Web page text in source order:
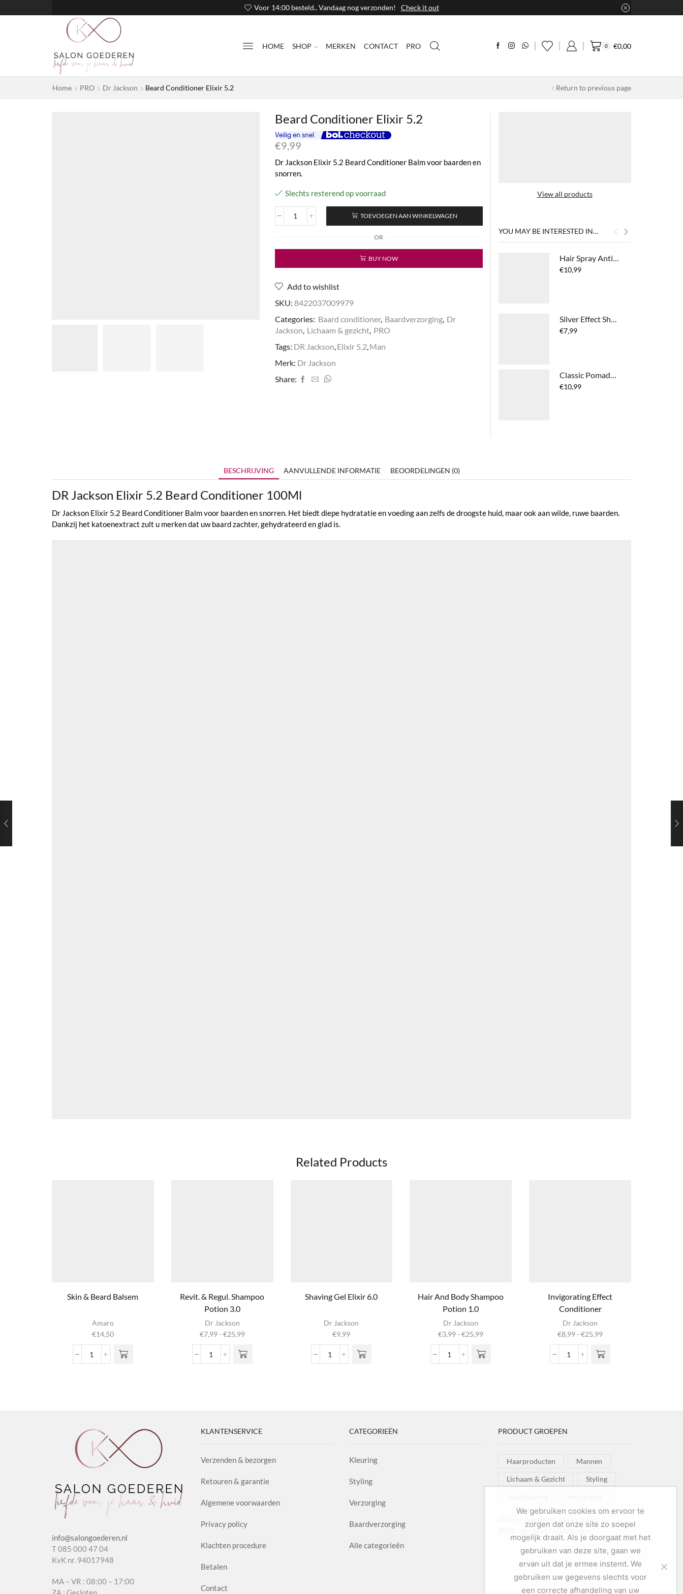
Voor 14:00 besteld.. Vandaag nog verzonden! Check it out
HOME SHOP MERKEN CONTACT PRO 0 €0,00
Home PRO Dr Jackson Beard Conditioner Elixir 5.2 Return to previous page
Beard Conditioner Elixir 5.2
€9,99
Dr Jackson Elixir 5.2 Beard Conditioner Balm voor baarden en
snorren.
Slechts resterend op voorraad
Beard
5.2
TOEVOEGEN AAN WINKELWAGEN
OR
BUY NOW
Add to wishlist
SKU: 8422037009979
Categories: Baard conditioner, Baardverzorging, Dr
Jackson, Lichaam & gezicht, PRO
Tags: DR Jackson,Elixir 5.2,Man
Merk: Dr Jackson
Share:
View all products
YOU MAY BE INTERESTED IN…
€10,99
€7,99
€10,99
BESCHRIJVING AANVULLENDE INFORMATIE BEOORDELINGEN (0)
DR Jackson Elixir 5.2 Beard Conditioner 100Ml
Dr Jackson Elixir 5.2 Beard Conditioner Balm voor baarden en snorren. Het biedt diepe hydratatie en voeding aan zelfs de droogste huid, maar ook aan wilde, ruwe baarden.
Dankzij het katoenextract zult u merken dat uw baard zachter, gehydrateerd en glad is.
Related Products
Skin & Beard Balsem
Amaro
€14,50
Skin
Revit. & Regul. Shampoo
Potion 3.0
Dr Jackson
€7,99- €25,99Prijsklasse:
tot
Revit.
heeft
meerdere
optie kan
Shaving Gel Elixir 6.0
Dr Jackson
€9,99
Shaving
Hair And Body Shampoo
Potion 1.0
Dr Jackson
€3,99- €25,99Prijsklasse:
tot
Hair
heeft
meerdere
optie kan
Invigorating Effect
Conditioner
Dr Jackson
€8,99- €25,99Prijsklasse:
tot
Invigorating
heeft
meerdere
optie kan
info@salongoederen.nl
T 085 000 47 04
KvK nr. 94017948
MA – VR : 08:00 – 17:00
KLANTENSERVICE
Verzenden & bezorgen
Retouren & garantie
Algemene voorwaarden
Privacy policy
Klachten procedure
Betalen
Contact
CATEGORIEËN
Kleuring
Styling
Verzorging
Baardverzorging
Alle categorieën
PRODUCT GROEPEN
Haarproducten Mannen
Lichaam & Gezicht Styling
Al onze goederen zijn inclusief
BTW afgebeeld in onze shop!
We gebruiken cookies om ervoor te
zorgen dat onze site zo soepel
mogelijk draait. Als je doorgaat met het
gebruiken van deze site, gaan we
ervan uit dat je ermee instemt. We
gebruiken uw gegevens slechts voor
een correcte afhandeling van uw